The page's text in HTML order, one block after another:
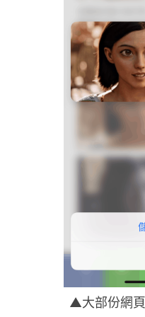
▲大部份網